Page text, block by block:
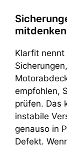
mitdenken
Klarfit nennt
empfohlen,
prüfen. Das
instabile
genauso in
Defekt.